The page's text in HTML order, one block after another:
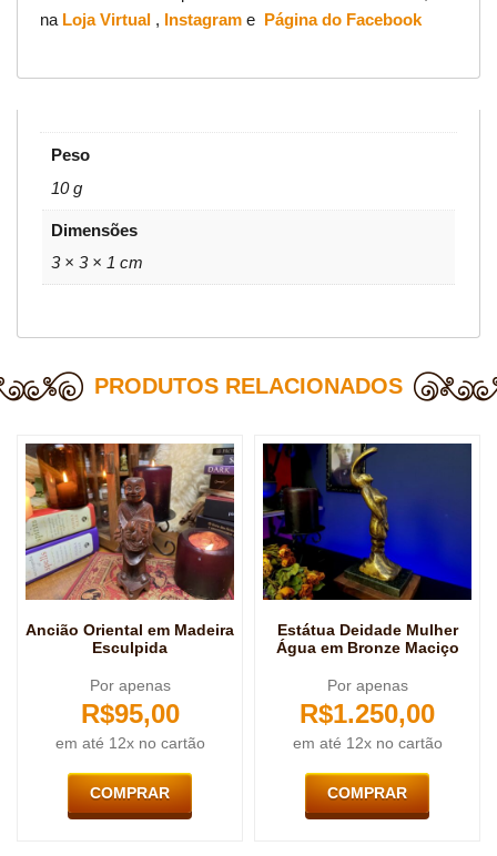
na Loja Virtual , Instagram e Página do Facebook
Peso
10 g
Dimensões
3 × 3 × 1 cm
PRODUTOS RELACIONADOS
Ancião Oriental em Madeira
Esculpida
Por apenas
R$95,00
em até 12x no cartão
COMPRAR
Estátua Deidade Mulher
Água em Bronze Maciço
Por apenas
R$1.250,00
em até 12x no cartão
COMPRAR